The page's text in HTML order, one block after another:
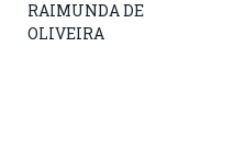
RAIMUNDA DE
OLIVEIRA